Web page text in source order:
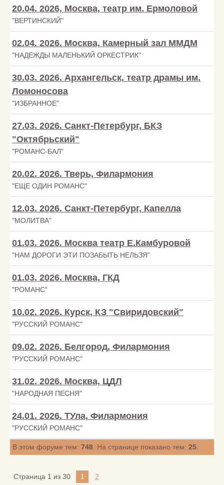
20.04. 2026, Москва, театр им. Ермоловой
"ВЕРТИНСКИЙ"
02.04. 2026. Москва, Камерный зал ММДМ
"НАДЕЖДЫ МАЛЕНЬКИЙ ОРКЕСТРИК"
30.03. 2026. Архангельск, театр драмы им.
Ломоносова
"ИЗБРАННОЕ"
27.03. 2026. Санкт-Петербург, БКЗ
"Октябрьский"
"РОМАНС-БАЛ"
20.02. 2026. Тверь, Филармония
"ЕЩЕ ОДИН РОМАНС"
12.03. 2026. Санкт-Петербург, Капелла
"МОЛИТВА"
01.03. 2026. Москва театр Е.Камбуровой
"НАМ ДОРОГИ ЭТИ ПОЗАБЫТЬ НЕЛЬЗЯ"
01.03. 2026. Москва, ГКД
"РОМАНС"
10.02. 2026. Курск, КЗ "Свиридовский"
"РУССКИЙ РОМАНС"
09.02. 2026. Белгород, Филармония
"РУССКИЙ РОМАНС"
31.02. 2026. Москва, ЦДЛ
"НАРОДНАЯ ПЕСНЯ"
24.01. 2026. ТУла, Филармония
"РУССКИЙ РОМАНС"
В этом форуме тем: 748 . На странице показано тем: 25
Страница 1 из 30 1 2